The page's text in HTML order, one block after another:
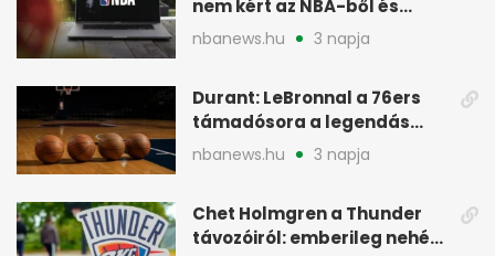
nem kért az NBA-ből és
miért jött Európába
nbanews.hu 3 napja
Durant: LeBronnal a 76ers
támadósora a legendás
Warriorsra emlékeztet
nbanews.hu 3 napja
Chet Holmgren a Thunder
távozóiról: emberileg nehéz,